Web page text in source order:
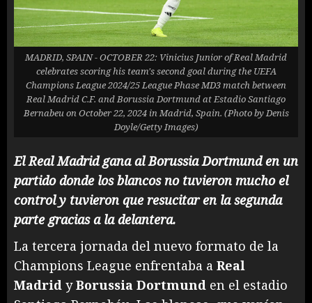
MADRID, SPAIN - OCTOBER 22: Vinicius Junior of Real Madrid
celebrates scoring his team's second goal during the UEFA
Champions League 2024/25 League Phase MD3 match between
Real Madrid C.F. and Borussia Dortmund at Estadio Santiago
Bernabeu on October 22, 2024 in Madrid, Spain. (Photo by Denis
Doyle/Getty Images)
El Real Madrid gana al Borussia Dortmund en un
partido donde los blancos no tuvieron mucho el
control y tuvieron que resucitar en la segunda
parte gracias a la delantera.
La tercera jornada del nuevo formato de la
Champions League enfrentaba a Real
Madrid yBorussia Dortmund en el estadio